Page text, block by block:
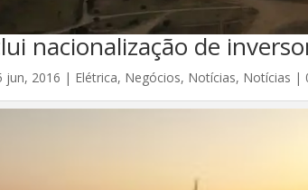
nacionalização de
jun, 2016 | Elétrica, Negócios, Notícias, Notícias |